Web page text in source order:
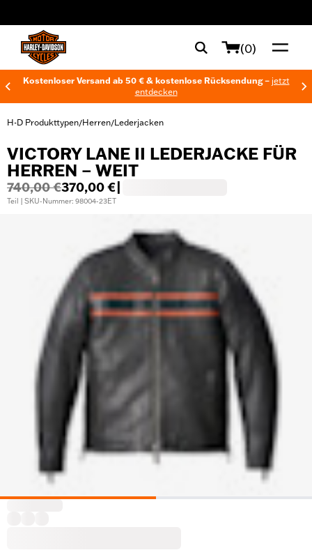
(0)
Kostenloser Versand ab 50 € & kostenlose Rücksendung – jetzt
entdecken
H-D Produkttypen/Herren/Lederjacken
VICTORY LANE II LEDERJACKE FÜR
HERREN – WEIT
740,00 €370,00 €
Teil | SKU-Nummer: 98004-23ET